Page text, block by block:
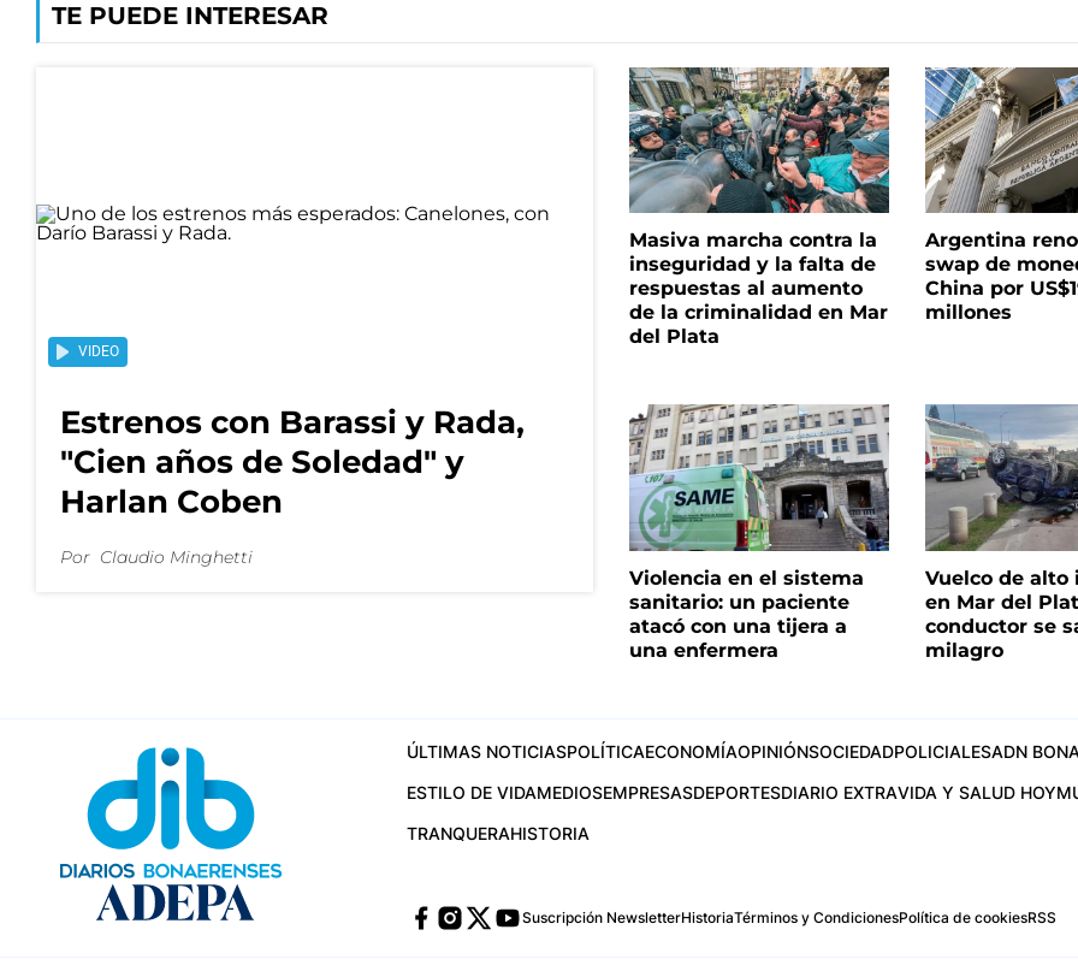
TE PUEDE INTERESAR
VIDEO
Estrenos con Barassi y Rada,
"Cien años de Soledad" y
Harlan Coben
Por Claudio Minghetti
Masiva marcha contra la
inseguridad y la falta de
respuestas al aumento
de la criminalidad en Mar
del Plata
Argentina
swap de
China por
millones
Violencia en el sistema
sanitario: un paciente
atacó con una tijera a
una enfermera
Vuelco de alto
en Mar del
conductor se
milagro
ÚLTIMAS NOTICIASPOLÍTICAECONOMÍAOPINIÓNSOCIEDADPOLICIALESADN
ESTILO DE VIDAMEDIOSEMPRESASDEPORTESDIARIO EXTRAVIDA Y SALUD HOY
TRANQUERAHISTORIA
Suscripción NewsletterHistoriaTérminos y CondicionesPolítica de cookiesRSS